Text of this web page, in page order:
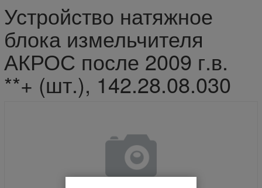
Устройство натяжное
блока измельчителя
АКРОС после 2009 г.в.
**+ (шт.), 142.28.08.030